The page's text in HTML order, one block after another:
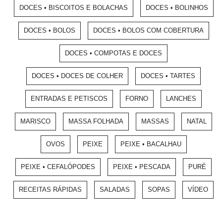
DOCES • BISCOITOS E BOLACHAS DOCES • BOLINHOS
DOCES • BOLOS DOCES • BOLOS COM COBERTURA
DOCES • COMPOTAS E DOCES
DOCES • DOCES DE COLHER DOCES • TARTES
ENTRADAS E PETISCOS FORNO LANCHES
MARISCO MASSA FOLHADA MASSAS NATAL
OVOS PEIXE PEIXE • BACALHAU
PEIXE • CEFALÓPODES PEIXE • PESCADA PURÉ
RECEITAS RÁPIDAS SALADAS SOPAS VÍDEO